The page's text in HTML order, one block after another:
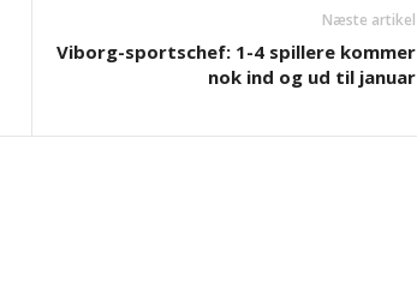
Næste artikel
Viborg-sportschef: 1-4 spillere kommer
nok ind og ud til januar